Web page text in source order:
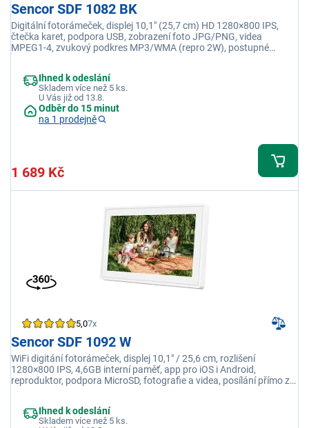
Sencor SDF 1082 BK
Digitální fotorámeček, displej 10,1" (25,7 cm) HD 1280×800 IPS,
čtečka karet, podpora USB, zobrazení foto JPG/PNG, videa
MPEG1-4, zvukový podkres MP3/WMA (repro 2W), postupné
Ihned k odeslání
Skladem více než 5 ks.
U Vás již od 13.8.
Odběr do 15 minut
na 1 prodejně
1 689 Kč
5,07x
Sencor SDF 1092 W
WiFi digitání fotorámeček, displej 10,1" / 25,6 cm, rozlišení
1280×800 IPS, 4,6GB interní paměť, app pro iOS i Android,
reproduktor, podpora MicroSD, fotografie a videa, posílání přímo z
Ihned k odeslání
Skladem více než 5 ks.